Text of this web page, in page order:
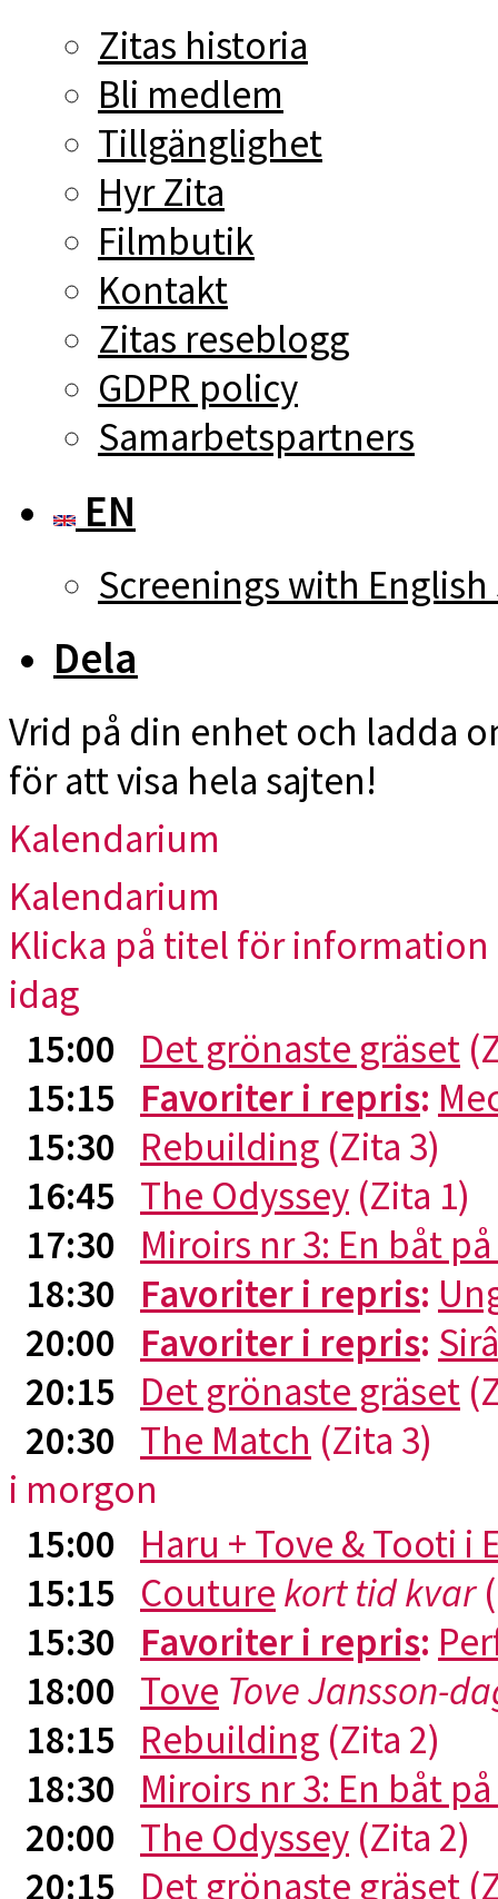
Zitas historia
Bli medlem
Tillgänglighet
Hyr Zita
Filmbutik
Kontakt
Zitas reseblogg
GDPR policy
Samarbetspartners
EN
Screenings with
Dela
Vrid på din enhet och ladda
för att visa hela sajten!
Kalendarium
Kalendarium
Klicka på titel för
idag
15:00 Det grönaste gräset
15:15 Favoriter i repris:
15:30 Rebuilding (Zita 3)
16:45 The Odyssey (Zita 1)
17:30 Miroirs nr 3: En båt
18:30 Favoriter i repris:
20:00 Favoriter i repris:
20:15 Det grönaste gräset
20:30 The Match (Zita 3)
i morgon
15:00 Haru + Tove & Tooti i
15:15 Couture kort tid kvar
15:30 Favoriter i repris:
18:00 Tove Tove Jansson-
18:15 Rebuilding (Zita 2)
18:30 Miroirs nr 3: En båt
20:00 The Odyssey (Zita 2)
20:15 Det grönaste gräset